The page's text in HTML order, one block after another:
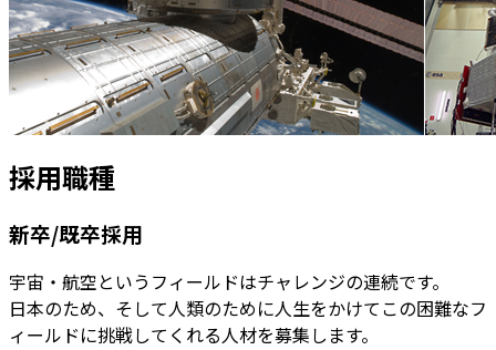
採用職種
新卒/既卒採用
宇宙・航空というフィールドはチャレンジの連続です。
日本のため、そして人類のために人生をかけてこの困難なフ
ィールドに挑戦してくれる人材を募集します。